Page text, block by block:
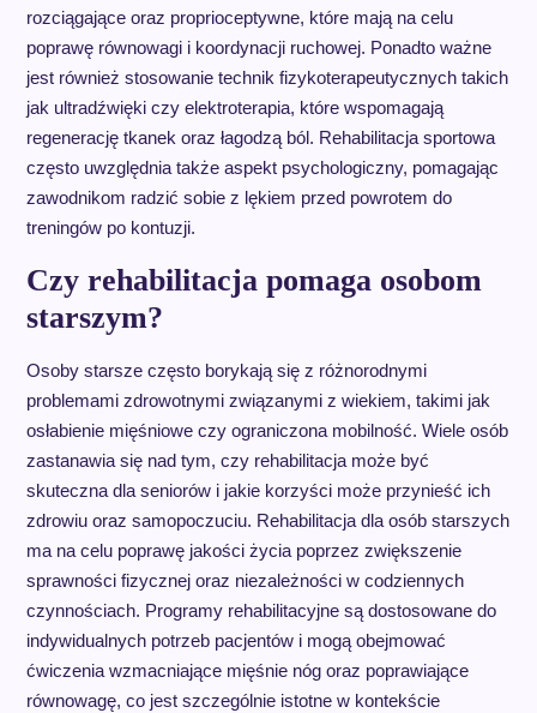
rozciągające oraz proprioceptywne, które mają na celu
poprawę równowagi i koordynacji ruchowej. Ponadto ważne
jest również stosowanie technik fizykoterapeutycznych takich
jak ultradźwięki czy elektroterapia, które wspomagają
regenerację tkanek oraz łagodzą ból. Rehabilitacja sportowa
często uwzględnia także aspekt psychologiczny, pomagając
zawodnikom radzić sobie z lękiem przed powrotem do
treningów po kontuzji.
Czy rehabilitacja pomaga osobom
starszym?
Osoby starsze często borykają się z różnorodnymi
problemami zdrowotnymi związanymi z wiekiem, takimi jak
osłabienie mięśniowe czy ograniczona mobilność. Wiele osób
zastanawia się nad tym, czy rehabilitacja może być
skuteczna dla seniorów i jakie korzyści może przynieść ich
zdrowiu oraz samopoczuciu. Rehabilitacja dla osób starszych
ma na celu poprawę jakości życia poprzez zwiększenie
sprawności fizycznej oraz niezależności w codziennych
czynnościach. Programy rehabilitacyjne są dostosowane do
indywidualnych potrzeb pacjentów i mogą obejmować
ćwiczenia wzmacniające mięśnie nóg oraz poprawiające
równowagę, co jest szczególnie istotne w kontekście